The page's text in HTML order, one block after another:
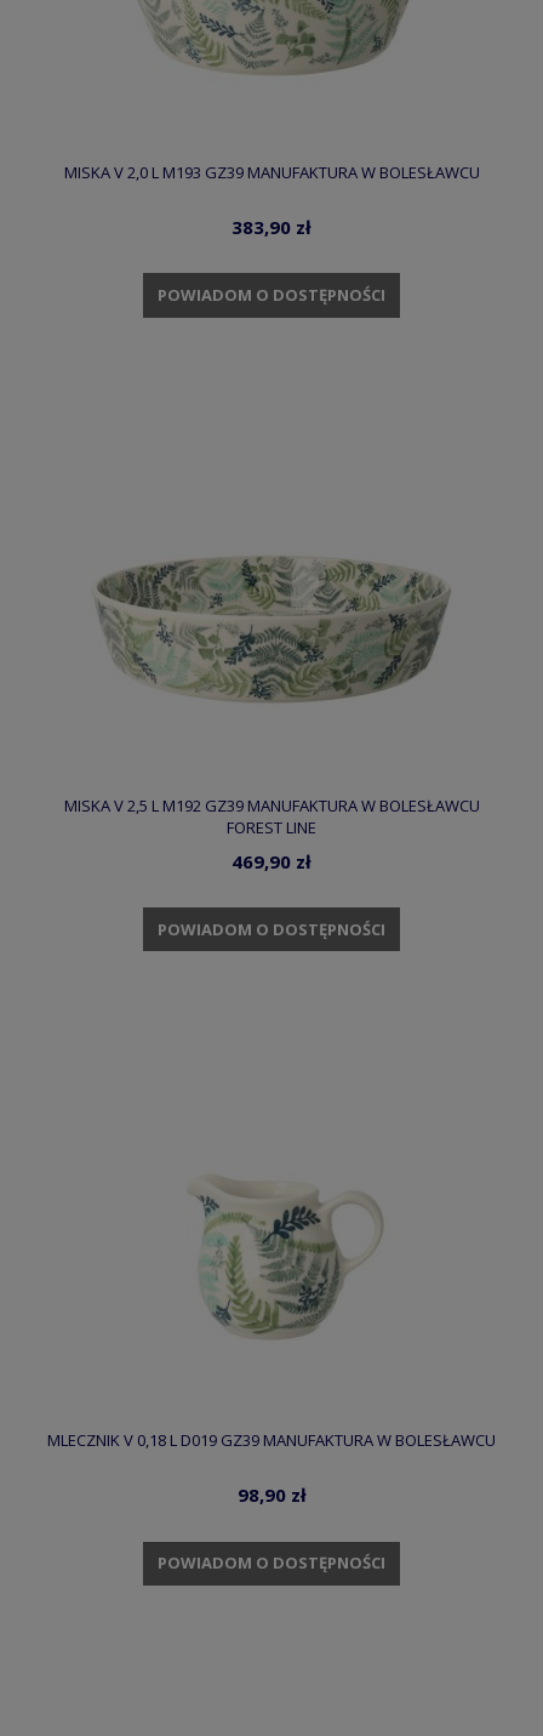
MISKA V 2,0 L M193 GZ39 MANUFAKTURA W BOLESŁAWCU
383,90 zł
POWIADOM O DOSTĘPNOŚCI
MISKA V 2,5 L M192 GZ39 MANUFAKTURA W BOLESŁAWCU
FOREST LINE
469,90 zł
POWIADOM O DOSTĘPNOŚCI
MLECZNIK V 0,18 L D019 GZ39 MANUFAKTURA W BOLESŁAWCU
98,90 zł
POWIADOM O DOSTĘPNOŚCI